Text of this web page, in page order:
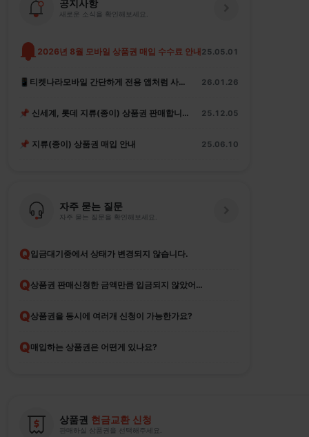
공지사항
새로운 소식을 확인해보세요.
2026년 8월 모바일 상품권 매입 수수료 안내25.05.01
📱티켓나라모바일 간단하게 전용 앱처럼 사용하는 법 26.01.26
📌 신세계, 롯데 지류(종이) 상품권 판매합니다. 25.12.05
📌 지류(종이) 상품권 매입 안내 25.06.10
자주 묻는 질문
자주 묻는 질문을 확인해보세요.
Q입금대기중에서 상태가 변경되지 않습니다.
Q 상품권 판매신청한 금액만큼 입금되지 않았어요
Q상품권을 동시에 여러개 신청이 가능한가요?
Q매입하는 상품권은 어떤게 있나요?
상품권 현금교환 신청
판매하실 상품권을 선택해주세요.